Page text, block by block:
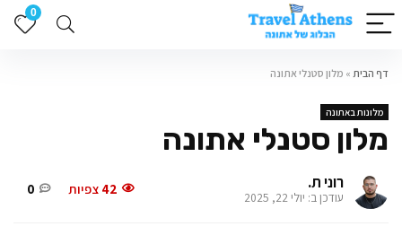
0
דף הבית » מלון סטנלי אתונה
מלונות באתונה
מלון סטנלי אתונה
רוני ת.
עודכן ב: יולי 22, 2025 42 צפיות 0